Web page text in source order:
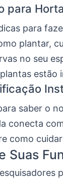
para
para
plantar,
no seu
estão
saber o
conecta
como
Suas